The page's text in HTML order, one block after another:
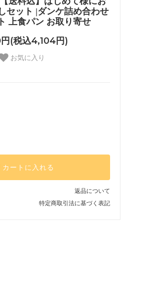
セット |ダンケ詰め合わせ
上食パン お取り寄せ
(税込4,104円)
お気に入り
カートに入れる
返品について
特定商取引法に基づく表記